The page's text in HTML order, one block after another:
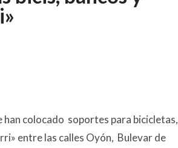
han colocado soportes para bicicletas,
entre las calles Oyón, Bulevar de